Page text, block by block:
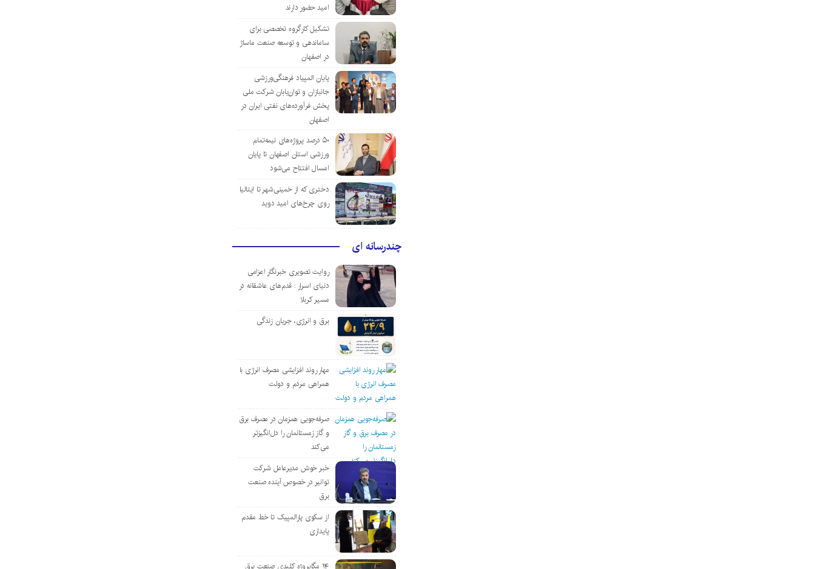
امید حضور دارند
تشکیل کارگروه تخصصی برای
ساماندهی و توسعه صنعت ماساژ
در اصفهان
پایان المپیاد فرهنگی‌ورزشی
جانبازان و توان‌یابان شرکت ملی
پخش فرآورده‌های نفتی ایران در
اصفهان
۵۰ درصد پروژه‌های نیمه‌تمام
ورزشی استان اصفهان تا پایان
امسال افتتاح می‌شود
دختری که از خمینی‌شهر تا ایتالیا
روی چرخ‌های امید دوید
چندرسانه ای
روایت تصویری خبرنگار اعزامی
دنیای اسرار : قدم‌های عاشقانه در
مسیر کربلا
برق و انرژی، جریان زندگی
مهار روند افزایشی مصرف انرژی با
همراهی مردم و دولت
صرفه‌جویی همزمان در مصرف برق
و گاز زمستانمان را دل‌انگیزتر
می‌کند
خبر خوش مدیرعامل شرکت
توانیر در خصوص آینده صنعت
برق
از سکوی پارالمپیک تا خط مقدم
پایداری
۱۴ مگاپروژه‌ کلیدی صنعت برق